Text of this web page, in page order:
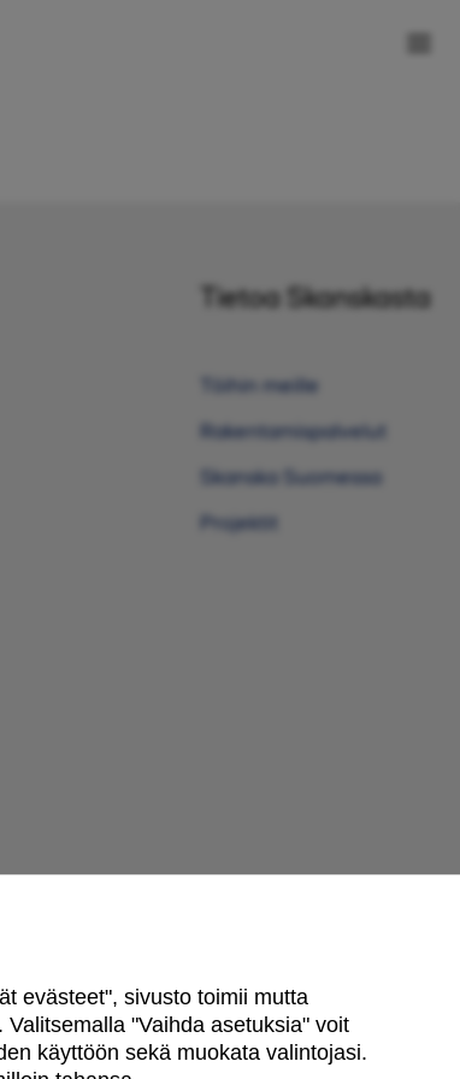
Tietoa Skanskasta
Töihin meille
Rakentamispalvelut
Skanska Suomessa
Projektit
evästeet", sivusto toimii mutta
"Vaihda asetuksia" voit
käyttöön sekä muokata valintojasi.